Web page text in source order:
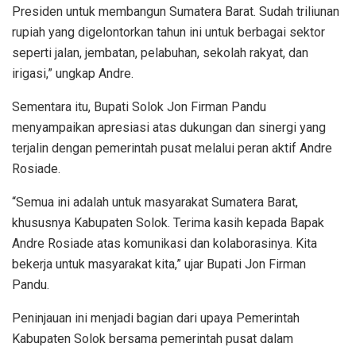
Presiden untuk membangun Sumatera Barat. Sudah triliunan
rupiah yang digelontorkan tahun ini untuk berbagai sektor
seperti jalan, jembatan, pelabuhan, sekolah rakyat, dan
irigasi,” ungkap Andre.
Sementara itu, Bupati Solok Jon Firman Pandu
menyampaikan apresiasi atas dukungan dan sinergi yang
terjalin dengan pemerintah pusat melalui peran aktif Andre
Rosiade.
“Semua ini adalah untuk masyarakat Sumatera Barat,
khususnya Kabupaten Solok. Terima kasih kepada Bapak
Andre Rosiade atas komunikasi dan kolaborasinya. Kita
bekerja untuk masyarakat kita,” ujar Bupati Jon Firman
Pandu.
Peninjauan ini menjadi bagian dari upaya Pemerintah
Kabupaten Solok bersama pemerintah pusat dalam